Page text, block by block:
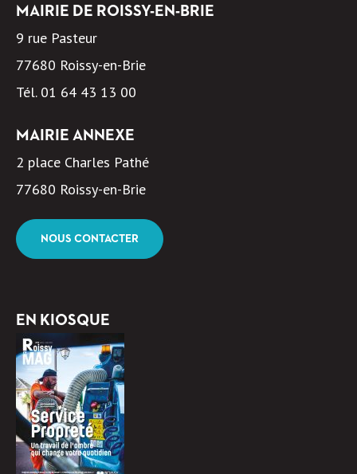
MAIRIE DE ROISSY-EN-BRIE
9 rue Pasteur
77680 Roissy-en-Brie
Tél. 01 64 43 13 00
MAIRIE ANNEXE
2 place Charles Pathé
77680 Roissy-en-Brie
NOUS CONTACTER
EN KIOSQUE